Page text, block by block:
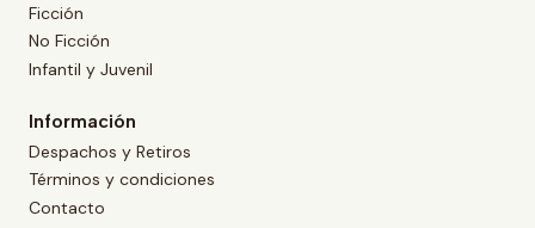
Ficción
No Ficción
Infantil y Juvenil
Información
Despachos y Retiros
Términos y condiciones
Contacto